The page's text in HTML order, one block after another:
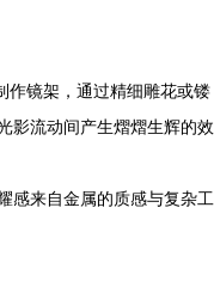
作镜架，通过精细雕花或镂
影流动间产生熠熠生辉的效
感来自金属的质感与复杂工